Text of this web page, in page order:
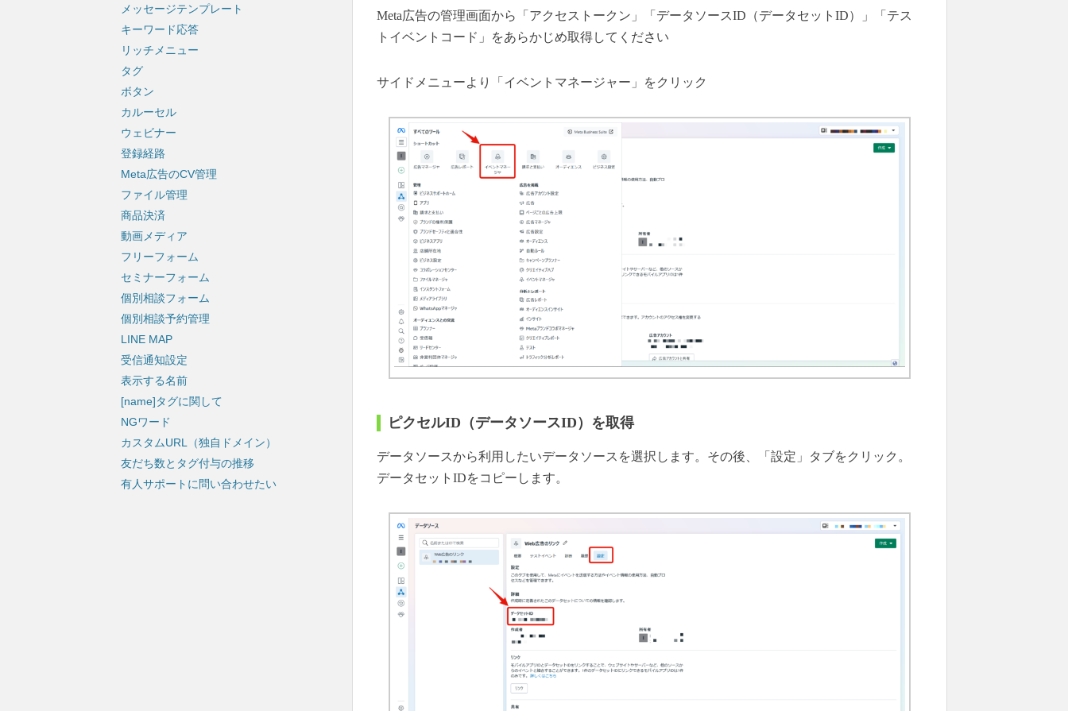
Meta広告の管理画面から「アクセストークン」「データソースID（データセットID）」「テス
トイベントコード」をあらかじめ取得してください
サイドメニューより「イベントマネージャー」をクリック
ピクセルID（データソースID）を取得
データソースから利用したいデータソースを選択します。その後、「設定」タブをクリック。
データセットIDをコピーします。
メッセージテンプレート
キーワード応答
リッチメニュー
タグ
ボタン
カルーセル
ウェビナー
登録経路
Meta広告のCV管理
ファイル管理
商品決済
動画メディア
フリーフォーム
セミナーフォーム
個別相談フォーム
個別相談予約管理
LINE MAP
受信通知設定
表示する名前
[name]タグに関して
NGワード
カスタムURL（独自ドメイン）
友だち数とタグ付与の推移
有人サポートに問い合わせたい